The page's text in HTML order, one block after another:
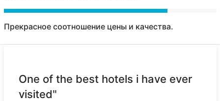
Прекрасное соотношение цены и качества.
One of the best hotels i have ever
visited"